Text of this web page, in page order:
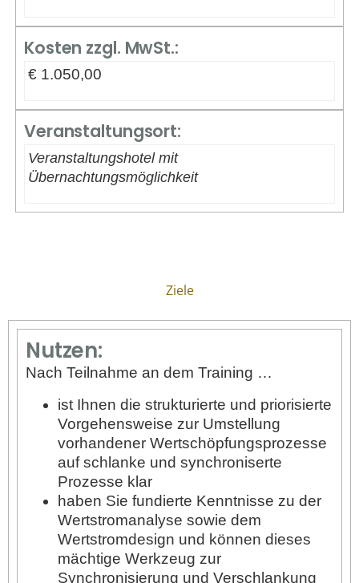
Kosten zzgl. MwSt.:
€ 1.050,00
Veranstaltungsort:
Veranstaltungshotel mit
Übernachtungsmöglichkeit
Ziele
Nutzen:
Nach Teilnahme an dem Training …
ist Ihnen die strukturierte und priorisierte
Vorgehensweise zur Umstellung
vorhandener Wertschöpfungsprozesse
auf schlanke und synchroniserte
Prozesse klar
haben Sie fundierte Kenntnisse zu der
Wertstromanalyse sowie dem
Wertstromdesign und können dieses
mächtige Werkzeug zur
Synchronisierung und Verschlankung